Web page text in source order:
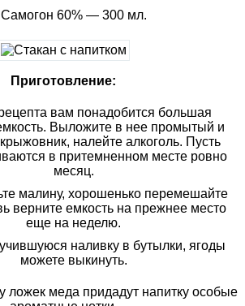
Самогон 60% — 300 мл.
Приготовление:
вам понадобится большая
Выложите в нее промытый и
налейте алкоголь. Пусть
в притемненном месте ровно
месяц.
малину, хорошенько перемешайте
верните емкость на прежнее место
еще на неделю.
наливку в бутылки, ягоды
можете выкинуть.
ложек меда придадут напитку особые